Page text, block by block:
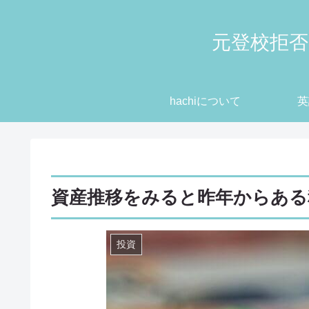
元登校拒
hachiについて
資産推移をみると昨年からあ
投資